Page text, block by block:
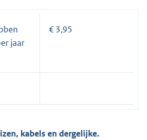
jaar
€ 3,95
kabels en dergelijke.